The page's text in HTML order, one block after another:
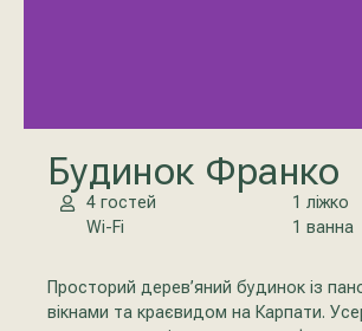
Будинок Франко
4 гостей
1 ліжко
Wi-Fi
1 ванна
Просторий дерев’яний будинок із
вікнами та краєвидом на Карпати.